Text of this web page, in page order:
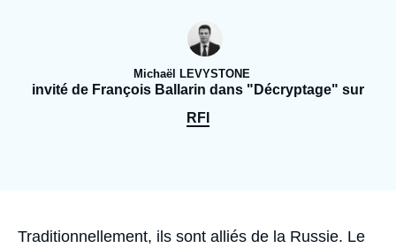
Se connecter
Proche-Orient
Michaël LEVYSTONE
invité de François Ballarin dans "Décryptage" sur
RFI
Accroche
Traditionnellement, ils sont alliés de la Russie. Le